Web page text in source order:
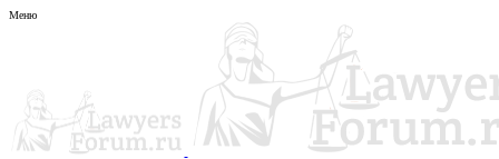
Меню